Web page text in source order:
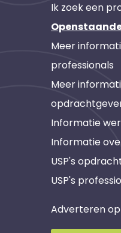
Ik zoek een
Meer
professionals
Meer
Informatie
Informatie
USP's
USP's
Adverteren